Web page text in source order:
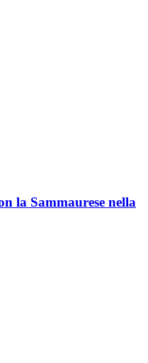
la Sammaurese nella